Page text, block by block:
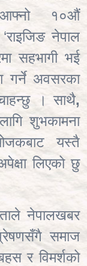
आफ्नो १०औं
नेपाल
सहभागी भई
गर्ने अवसरका
। साथै,
शुभकामना
यस्तै
लिएको छु
नेपालखबर
समाज
र विमर्शको